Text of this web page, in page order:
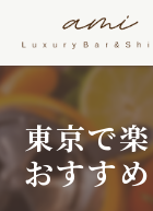
東京で
おすす